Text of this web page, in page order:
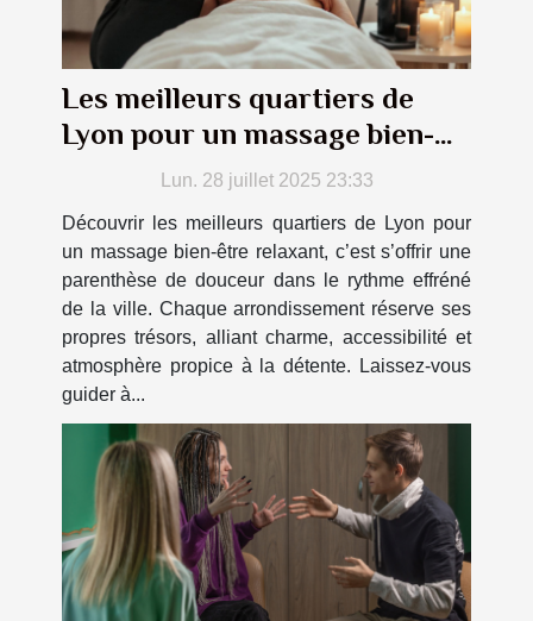
Les meilleurs quartiers de
Lyon pour un massage bien-
être relaxantLun. 28 juillet 2025 23:33
Découvrir les meilleurs quartiers de Lyon pour
un massage bien-être relaxant, c’est s’offrir une
parenthèse de douceur dans le rythme effréné
de la ville. Chaque arrondissement réserve ses
propres trésors, alliant charme, accessibilité et
atmosphère propice à la détente. Laissez-vous
guider à...